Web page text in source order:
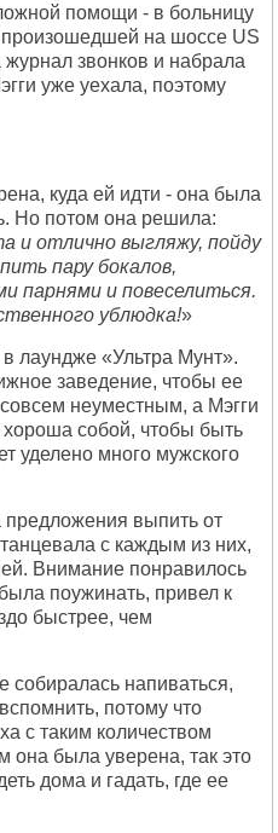
помощи - в больницу
на шоссе US
звонков и набрала
уже уехала, поэтому
куда ей идти - она была
Но потом она решила:
и отлично выгляжу, пойду
пару бокалов,
парнями и повеселиться.
ублюдка!»
лаундже «Ультра Мунт».
заведение, чтобы ее
неуместным, а Мэгги
собой, чтобы быть
уделено много мужского
предложения выпить от
с каждым из них,
Внимание понравилось
поужинать, привел к
быстрее, чем
собиралась напиваться,
потому что
с таким количеством
она была уверена, так это
дома и гадать, где ее